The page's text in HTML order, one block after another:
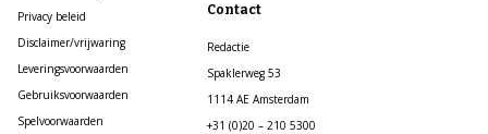
Privacy beleid
Disclaimer/vrijwaring
Leveringsvoorwaarden
Gebruiksvoorwaarden
Spelvoorwaarden
Contact
Redactie
Spaklerweg 53
1114 AE Amsterdam
+31 (0)20 – 210 5300